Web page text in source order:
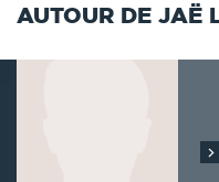
AUTOUR DE JAË